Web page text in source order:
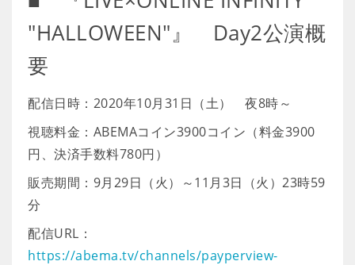
"HALLOWEEN"』 Day2公演概
要
配信日時：2020年10月31日（土） 夜8時～
視聴料金：ABEMAコイン3900コイン（料金3900
円、決済手数料780円）
販売期間：9月29日（火）～11月3日（火）23時59
分
配信URL：
https://abema.tv/channels/payperview-